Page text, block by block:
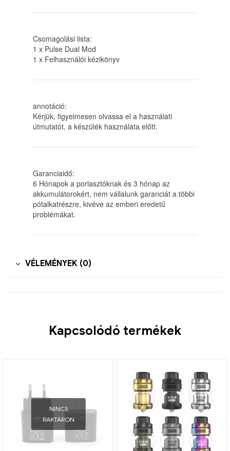
Csomagolási lista:
1 x Pulse Dual Mod
1 x Felhasználói kézikönyv
annotáció:
Kérjük, figyelmesen olvassa el a használati
útmutatót, a készülék használata előtt.
Garanciaidő:
6 Hónapok a porlasztóknak és 3 hónap az
akkumulátorokért, nem vállalunk garanciát a többi
pótalkatrészre, kivéve az emberi eredetű
problémákat.
VÉLEMÉNYEK (0)
Kapcsolódó termékek
NINCS
RAKTÁRON